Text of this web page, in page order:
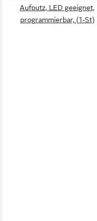
Aufputz, LED geeignet,
programmierbar, (1-St)